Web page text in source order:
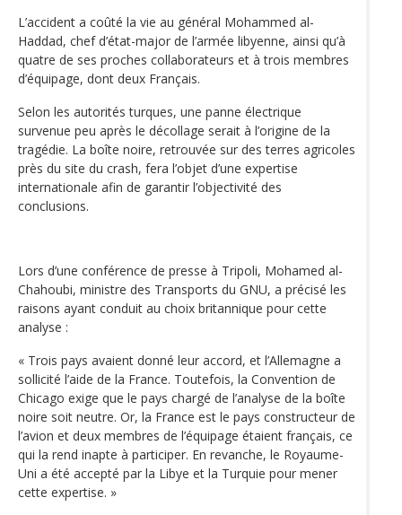
L’accident a coûté la vie au général Mohammed al-
Haddad, chef d’état-major de l’armée libyenne, ainsi qu’à
quatre de ses proches collaborateurs et à trois membres
d’équipage, dont deux Français.
Selon les autorités turques, une panne électrique
survenue peu après le décollage serait à l’origine de la
tragédie. La boîte noire, retrouvée sur des terres agricoles
près du site du crash, fera l’objet d’une expertise
internationale afin de garantir l’objectivité des
conclusions.
Lors d’une conférence de presse à Tripoli, Mohamed al-
Chahoubi, ministre des Transports du GNU, a précisé les
raisons ayant conduit au choix britannique pour cette
analyse :
« Trois pays avaient donné leur accord, et l’Allemagne a
sollicité l’aide de la France. Toutefois, la Convention de
Chicago exige que le pays chargé de l’analyse de la boîte
noire soit neutre. Or, la France est le pays constructeur de
l’avion et deux membres de l’équipage étaient français, ce
qui la rend inapte à participer. En revanche, le Royaume-
Uni a été accepté par la Libye et la Turquie pour mener
cette expertise. »